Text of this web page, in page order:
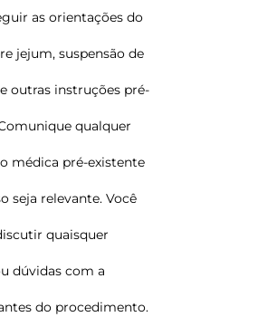
as orientações do
jejum, suspensão de
outras instruções pré-
qualquer
médica pré-existente
seja relevante. Você
quaisquer
dúvidas com a
do procedimento.